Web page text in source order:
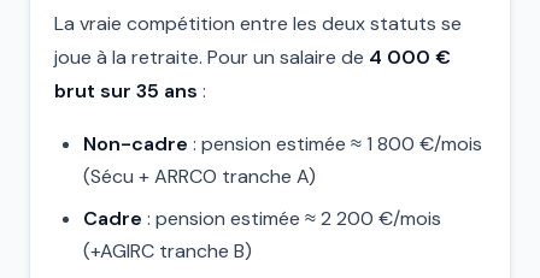
La vraie compétition entre les deux statuts se
joue à la retraite. Pour un salaire de 4 000 €
brut sur 35 ans :
Non-cadre : pension estimée ≈ 1 800 €/mois
(Sécu + ARRCO tranche A)
Cadre : pension estimée ≈ 2 200 €/mois
(+AGIRC tranche B)